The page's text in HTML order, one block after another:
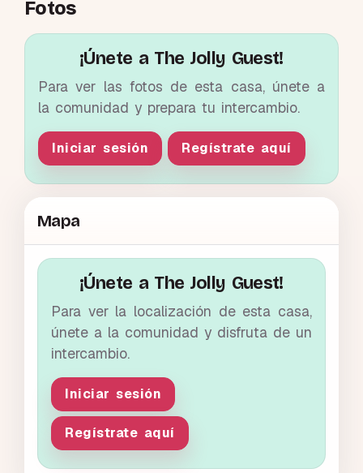
Fotos
¡Únete a The Jolly Guest!
Para ver las fotos de esta casa, únete a
la comunidad y prepara tu intercambio.
Iniciar sesión Regístrate aquí
Mapa
¡Únete a The Jolly Guest!
Para ver la localización de esta casa,
únete a la comunidad y disfruta de un
intercambio.
Iniciar sesión
Regístrate aquí